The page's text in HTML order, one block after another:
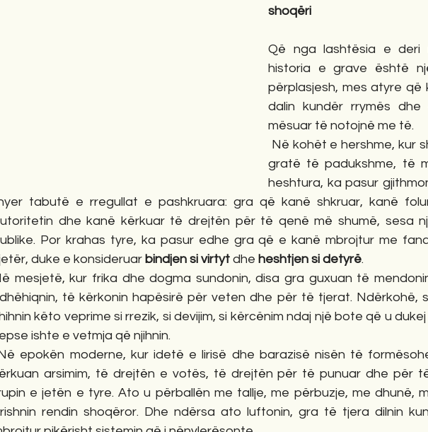
shoqëri
Që nga lashtësia e deri
historia e grave është
përplasjesh, mes atyre që
dalin kundër rrymës
mësuar të notojnë me të.
Në kohët e hershme, kur
gratë të padukshme, të
heshtura, ka pasur
tabutë e rregullat e pashkruara: gra që kanë shkruar, kanë
dhe kanë kërkuar të drejtën për të qenë më shumë, sesa
Por krahas tyre, ka pasur edhe gra që e kanë mbrojtur me
duke e konsideruar bindjen si virtyt dhe heshtjen si detyrë.
mesjetë, kur frika dhe dogma sundonin, disa gra guxuan të
të kërkonin hapësirë për veten dhe për të tjerat. Ndërkohë,
këto veprime si rrezik, si devijim, si kërcënim ndaj një bote që u
ishte e vetmja që njihnin.
epokën moderne, kur idetë e lirisë dhe barazisë nisën të
arsimim, të drejtën e votës, të drejtën për të punuar dhe për
e jetën e tyre. Ato u përballën me tallje, me përbuzje, me dhunë,
rendin shoqëror. Dhe ndërsa ato luftonin, gra të tjera dilnin